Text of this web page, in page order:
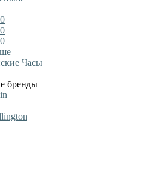
Часы
бренды